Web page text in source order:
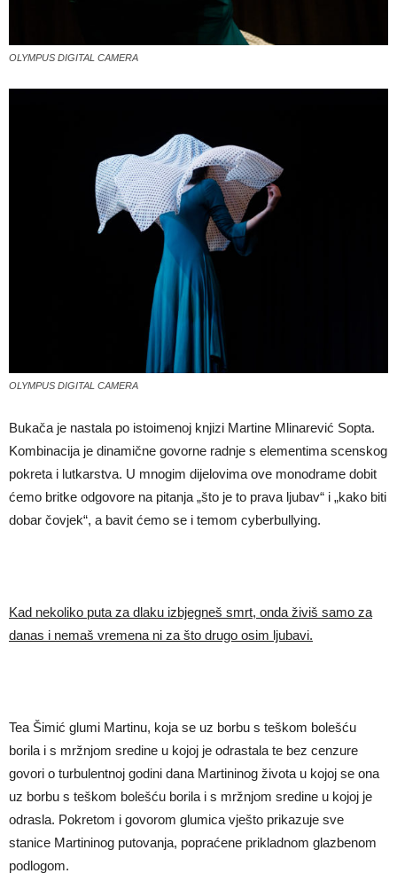
OLYMPUS DIGITAL CAMERA
OLYMPUS DIGITAL CAMERA
Bukača je nastala po istoimenoj knjizi Martine Mlinarević Sopta.
Kombinacija je dinamične govorne radnje s elementima scenskog
pokreta i lutkarstva. U mnogim dijelovima ove monodrame dobit
ćemo britke odgovore na pitanja „što je to prava ljubav“ i „kako biti
dobar čovjek“, a bavit ćemo se i temom cyberbullying.
Kad nekoliko puta za dlaku izbjegneš smrt, onda živiš samo za
danas i nemaš vremena ni za što drugo osim ljubavi.
Tea Šimić glumi Martinu, koja se uz borbu s teškom bolešću
borila i s mržnjom sredine u kojoj je odrastala te bez cenzure
govori o turbulentnoj godini dana Martininog života u kojoj se ona
uz borbu s teškom bolešću borila i s mržnjom sredine u kojoj je
odrasla. Pokretom i govorom glumica vješto prikazuje sve
stanice Martininog putovanja, popraćene prikladnom glazbenom
podlogom.